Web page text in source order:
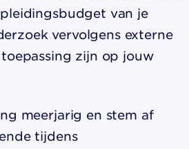
van je
vervolgens externe
zijn op jouw
meerjarig en stem af
tijdens